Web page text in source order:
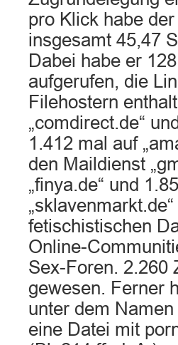
pro Klick habe
insgesamt 45,47
Dabei habe er
aufgerufen, die
Filehostern
„comdirect.de“
1.412 mal auf
den Maildienst
„finya.de“ und
fetischistischen
Online-
Sex-Foren. 2.260
gewesen. Ferner
unter dem
eine Datei mit